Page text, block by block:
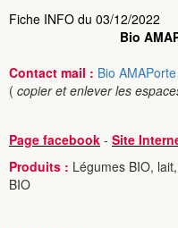
Fiche INFO du 03/12/2022
Bio
Contact mail : Bio AMAPorte
( copier et enlever les
Page facebook - Site
Produits : Légumes BIO,
BIO